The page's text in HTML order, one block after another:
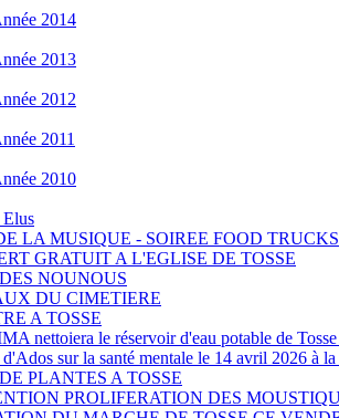
2014
2013
2012
2011
2010
Elus
LA MUSIQUE - SOIREE FOOD TRUCKS
GRATUIT A L'EGLISE DE TOSSE
NOUNOUS
DU CIMETIERE
A TOSSE
nettoiera le réservoir d'eau potable de
sur la santé mentale le 14 avril 2026 à
PLANTES A TOSSE
PROLIFERATION DES